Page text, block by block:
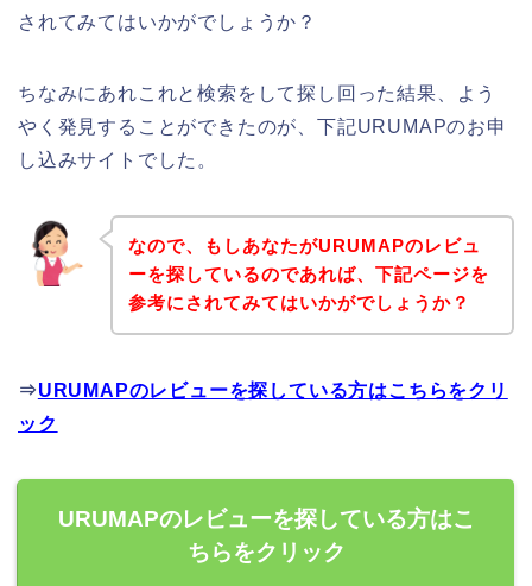
されてみてはいかがでしょうか？
ちなみにあれこれと検索をして探し回った結果、よう
やく発見することができたのが、下記URUMAPのお申
し込みサイトでした。
なので、もしあなたがURUMAPのレビュ
ーを探しているのであれば、下記ページを
参考にされてみてはいかがでしょうか？
⇒URUMAPのレビューを探している方はこちらをクリ
ック
URUMAPのレビューを探している方はこ
ちらをクリック